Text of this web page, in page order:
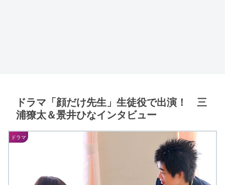
ドラマ「顔だけ先生」生徒役で出演！ 三
浦獠太＆景井ひなインタビュー
ドラマ